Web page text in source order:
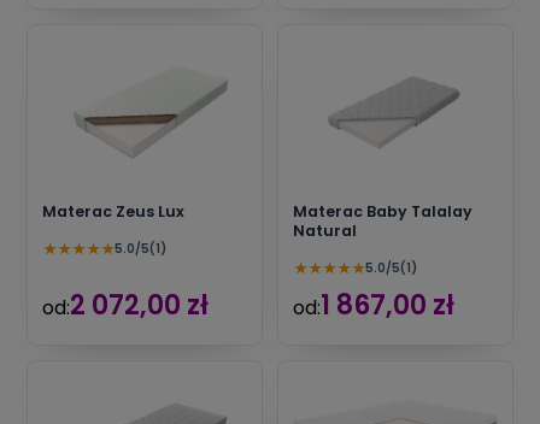
Materac Zeus Lux
★★★★★5.0/5(1)
od:2 072,00 zł
Materac Baby Talalay
Natural
★★★★★5.0/5(1)
od:1 867,00 zł